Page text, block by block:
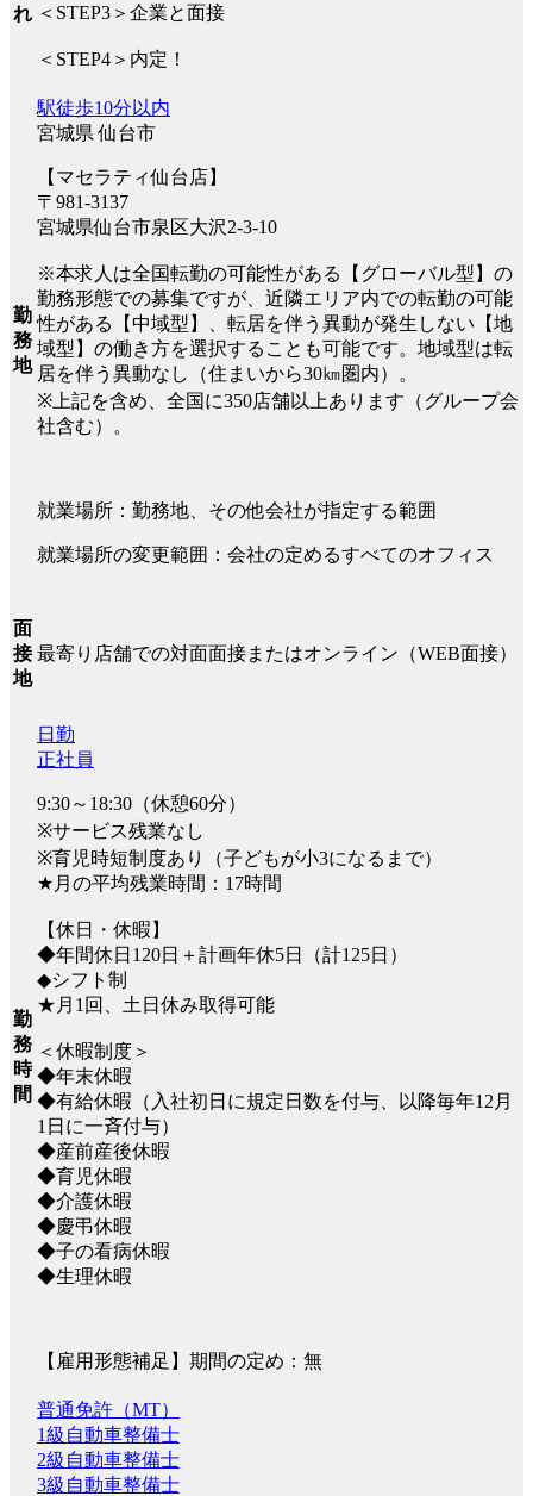
れ ＜STEP3＞企業と面接
＜STEP4＞内定！
勤
務
地
駅徒歩10分以内
宮城県 仙台市
【マセラティ仙台店】
〒981-3137
宮城県仙台市泉区大沢2-3-10
※本求人は全国転勤の可能性がある【グローバル型】の
勤務形態での募集ですが、近隣エリア内での転勤の可能
性がある【中域型】、転居を伴う異動が発生しない【地
域型】の働き方を選択することも可能です。地域型は転
居を伴う異動なし（住まいから30㎞圏内）。
※上記を含め、全国に350店舗以上あります（グループ会
社含む）。
就業場所：勤務地、その他会社が指定する範囲
就業場所の変更範囲：会社の定めるすべてのオフィス
面
接
地
最寄り店舗での対面面接またはオンライン（WEB面接）
勤
務
時
間
日勤
正社員
9:30～18:30（休憩60分）
※サービス残業なし
※育児時短制度あり（子どもが小3になるまで）
★月の平均残業時間：17時間
【休日・休暇】
◆年間休日120日＋計画年休5日（計125日）
◆シフト制
★月1回、土日休み取得可能
＜休暇制度＞
◆年末休暇
◆有給休暇（入社初日に規定日数を付与、以降毎年12月
1日に一斉付与）
◆産前産後休暇
◆育児休暇
◆介護休暇
◆慶弔休暇
◆子の看病休暇
◆生理休暇
【雇用形態補足】期間の定め：無
普通免許（MT）
1級自動車整備士
2級自動車整備士
3級自動車整備士